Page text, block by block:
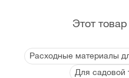
Этот
Расходные материалы
Для садовой